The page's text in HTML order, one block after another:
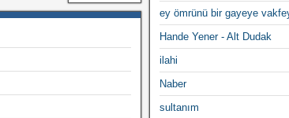
ey ömrünü bir gayeye
Hande Yener - Alt Dudak
ilahi
Naber
sultanım